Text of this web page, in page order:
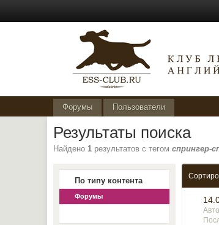
Форумы Пользователи
Результаты поиска
Найдено1 результатов с тегомспрингер-
По типу контента
Форумы